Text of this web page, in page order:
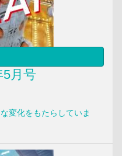
月号
変化をもたらしていま